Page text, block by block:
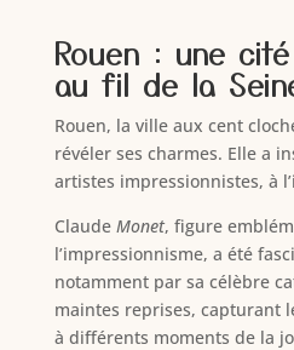
Rouen : une
au fil de la
Rouen, la ville aux cent
révéler ses charmes. Elle a
artistes impressionnistes, à
Claude Monet, figure
l’impressionnisme, a été
notamment par sa célèbre
maintes reprises, capturant
à différents moments de la